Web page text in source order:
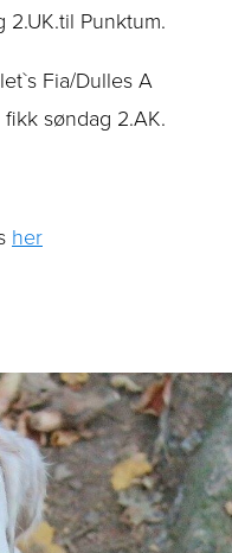
Punktum.
Fia/Dulles A
søndag 2.AK.
her